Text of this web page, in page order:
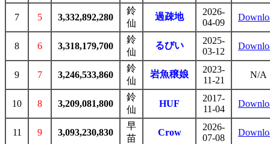
7 5 3,332,892,280
鈴
仙
過疎地
2026-
04-09
8 6 3,318,179,700
鈴
仙
るびい
2025-
03-12
9 7 3,246,533,860
鈴
仙
岩魚穣娘
2023-
11-21
N/A
10 8 3,209,081,800
鈴
仙
HUF
2017-
11-04
11 9 3,093,230,830
早
苗
Crow
2026-
07-08